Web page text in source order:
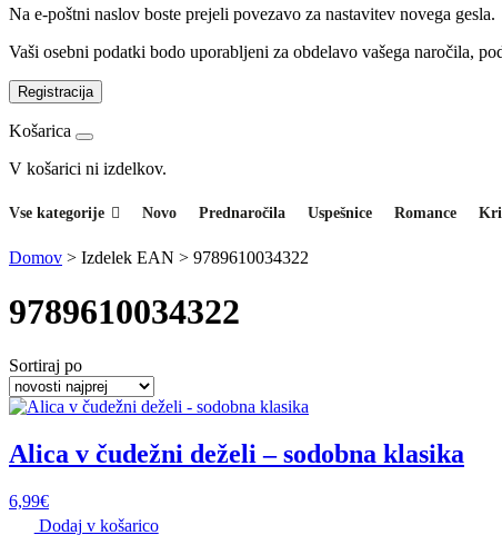
Na e-poštni naslov boste prejeli povezavo za nastavitev novega gesla.
Vaši osebni podatki bodo uporabljeni za obdelavo vašega naročila,
Registracija
Košarica
V košarici ni izdelkov.
Vse kategorije Novo Prednaročila Uspešnice Romance
Domov > Izdelek EAN > 9789610034322
9789610034322
Sortiraj po
Alica v čudežni deželi – sodobna klasika
6,99€
Dodaj v košarico